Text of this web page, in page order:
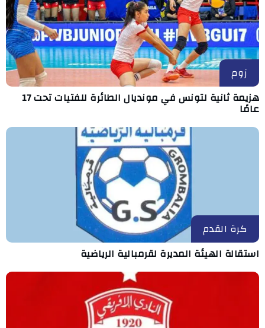
زوم
هزيمة ثانية لتونس في مونديال الطائرة للفتيات تحت 17
عامًا
كرة القدم
استقالة الهيئة المديرة لقرمبالية الرياضية